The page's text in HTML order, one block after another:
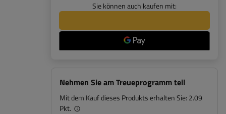
Sie können auch kaufen mit:
Nehmen Sie am Treueprogramm teil
Mit dem Kauf dieses Produkts erhalten Sie: 2.09
Pkt.